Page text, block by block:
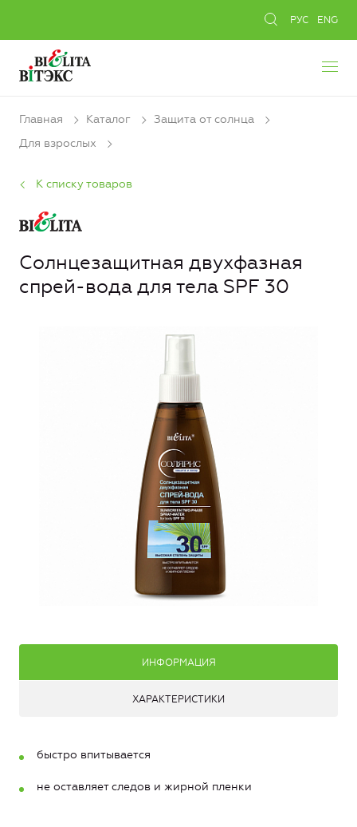
РУС ENG
Главная Каталог
Защита от солнца
Для взрослых
К списку товаров
Солнцезащитная двухфазная
спрей-вода для тела SPF 30
ИНФОРМАЦИЯ
ХАРАКТЕРИСТИКИ
быстро впитывается
не оставляет следов и жирной пленки